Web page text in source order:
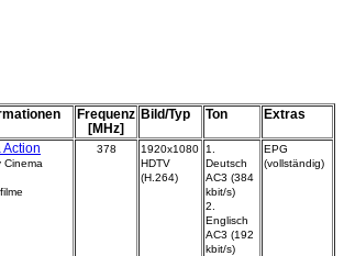
Frequenz
[MHz]
Bild/Typ Ton Extras
Action
Cinema
378
1920x1080
HDTV
(H.264)
1.
Deutsch
AC3 (384
kbit/s)
2.
Englisch
AC3 (192
kbit/s)
EPG
(vollständig)